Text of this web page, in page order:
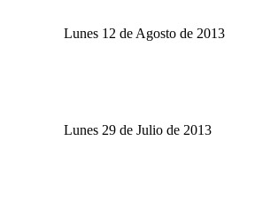
Lunes 12 de Agosto de 2013
Lunes 29 de Julio de 2013